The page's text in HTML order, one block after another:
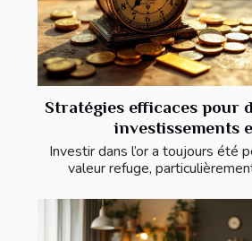
Stratégies efficaces pour
investissements
Investir dans l’or a toujours été
valeur refuge,